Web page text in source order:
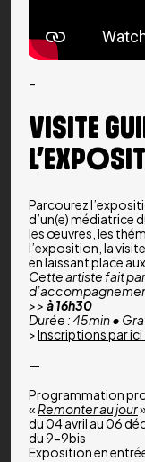
–
VISITE
Parcourez
d’un(e) médiatrice
les œuvres, les
l’exposition, la
en laissant place
Cette artiste fait
>> à 16h30
Durée : 45min •
>Inscriptions par ici
—
Programmation
« Remonter au jour»
du 04 avril au 06
du 9-9bis
Exposition en